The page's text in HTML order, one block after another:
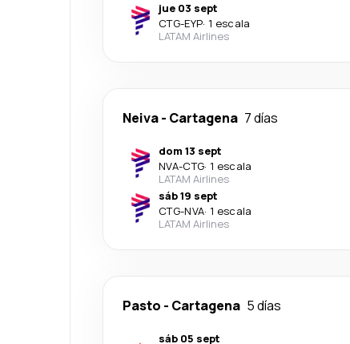
jue 03 sept
CTG-EYP· 1 escala
LATAM Airlines
Neiva- Cartagena 7 días
dom 13 sept
NVA-CTG· 1 escala
LATAM Airlines
sáb 19 sept
CTG-NVA· 1 escala
LATAM Airlines
Pasto - Cartagena 5 días
sáb 05 sept